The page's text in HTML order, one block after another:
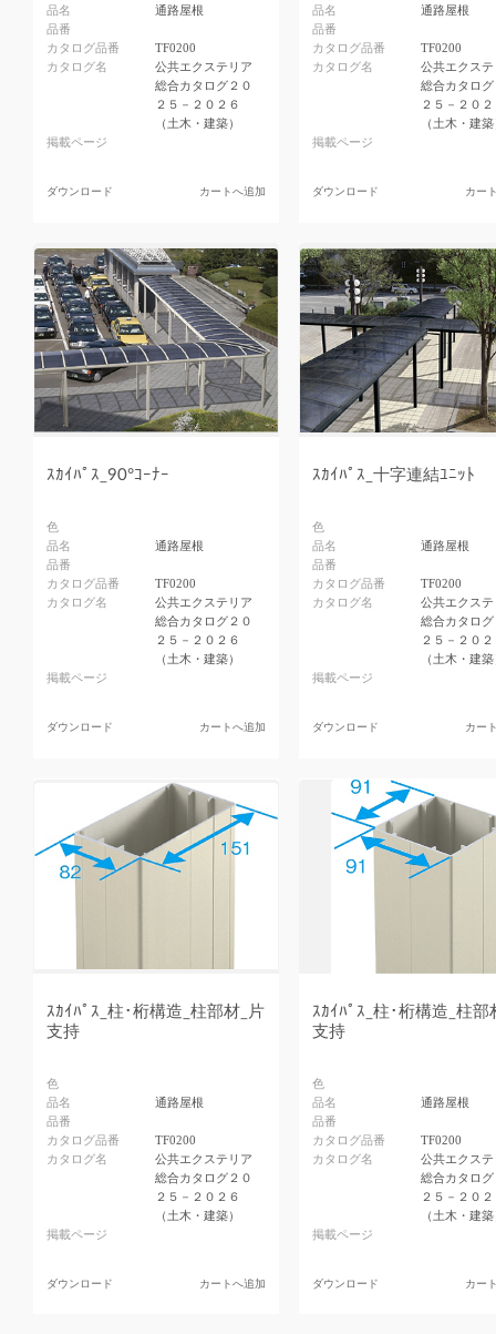
品名
通路屋根
品番
カタログ品番
TF0200
カタログ名
公共エクステリア
総合カタログ２０
２５－２０２６
（土木・建築）
掲載ページ
ダウンロード カートへ追加
品名
通路屋根
品番
カタログ品番
TF0200
カタログ名
公共エクス
総合カタロ
２５－２０
（土木・建
掲載ページ
ダウンロード カー
ｽｶｲﾊﾟｽ_90°ｺｰﾅｰ
色
品名
通路屋根
品番
カタログ品番
TF0200
カタログ名
公共エクステリア
総合カタログ２０
２５－２０２６
（土木・建築）
掲載ページ
ダウンロード カートへ追加
ｽｶｲﾊﾟｽ_十字連結ﾕﾆｯﾄ
色
品名
通路屋根
品番
カタログ品番
TF0200
カタログ名
公共エクス
総合カタロ
２５－２０
（土木・建
掲載ページ
ダウンロード カー
ｽｶｲﾊﾟｽ_柱･桁構造_柱部材_片
支持
色
品名
通路屋根
品番
カタログ品番
TF0200
カタログ名
公共エクステリア
総合カタログ２０
２５－２０２６
（土木・建築）
掲載ページ
ダウンロード カートへ追加
ｽｶｲﾊﾟｽ_柱･桁構造_柱部
支持
色
品名
通路屋根
品番
カタログ品番
TF0200
カタログ名
公共エクス
総合カタロ
２５－２０
（土木・建
掲載ページ
ダウンロード カー